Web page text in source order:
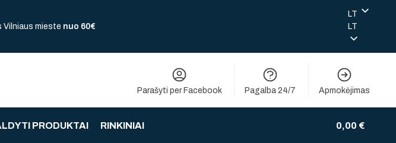
Vilniaus mieste nuo 60€
LT
LT
Parašyti per Facebook Pagalba 24/7 Apmokėjimas
PRODUKTAI RINKINIAI 0,00 €